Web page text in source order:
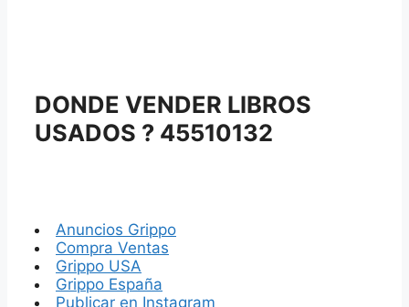
DONDE VENDER LIBROS
USADOS ? 45510132
Anuncios Grippo
Compra Ventas
Grippo USA
Grippo España
Publicar en Instagram